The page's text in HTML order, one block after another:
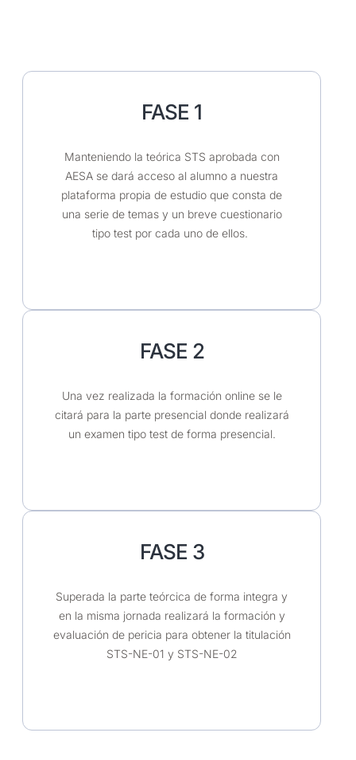
FASE 1
Manteniendo la teórica STS aprobada con
AESA se dará acceso al alumno a nuestra
plataforma propia de estudio que consta de
una serie de temas y un breve cuestionario
tipo test por cada uno de ellos.
FASE 2
Una vez realizada la formación online se le
citará para la parte presencial donde realizará
un examen tipo test de forma presencial.
FASE 3
Superada la parte teórcica de forma integra y
en la misma jornada realizará la formación y
evaluación de pericia para obtener la titulación
STS-NE-01 y STS-NE-02